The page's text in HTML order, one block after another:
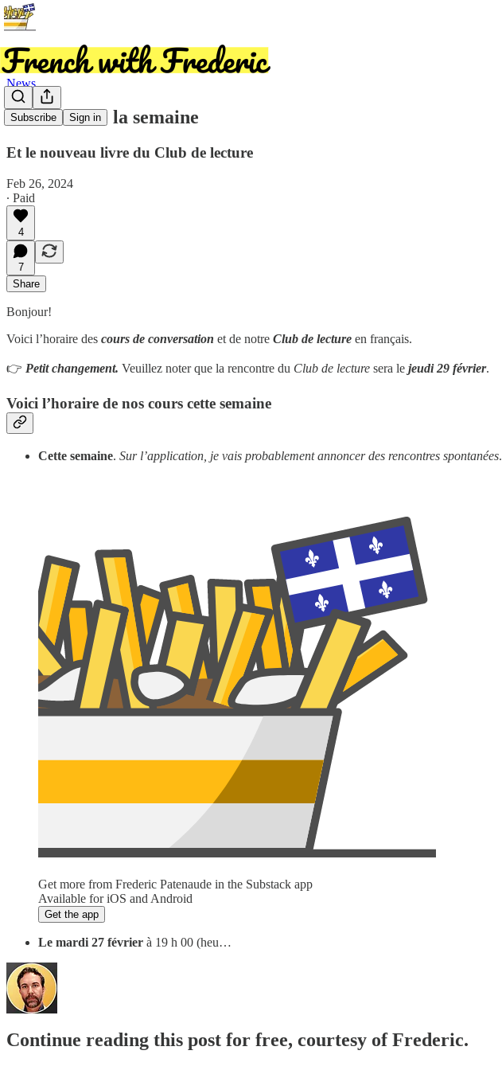
Subscribe Sign in
News
Les cours de la semaine
Et le nouveau livre du Club de lecture
Feb 26, 2024
∙ Paid
4
7
Share
Bonjour!
Voici l’horaire des cours de conversation et de notre Club de lecture en français.
👉 Petit changement. Veuillez noter que la rencontre du Club de lecture sera le jeudi 29 février.
Voici l’horaire de nos cours cette semaine
Cette semaine. Sur l’application, je vais probablement annoncer des rencontres spontanées.
Get more from Frederic Patenaude in the Substack app
Available for iOS and Android
Get the app
Le mardi 27 février à 19 h 00 (heu…
Continue reading this post for free, courtesy of Frederic.